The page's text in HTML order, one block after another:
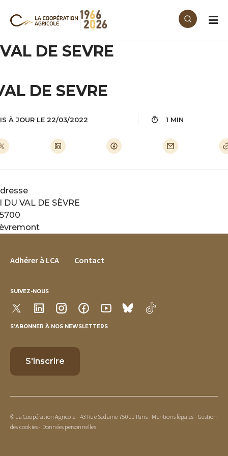
VAL DE SEVRE
DE SEVRE
À JOUR LE 22/03/2022 1 MIN
DU VAL DE SÈVRE
FOOTER MENU
Adhérer à LCA Contact
SUIVEZ-NOUS
S’ABONNER À NOS NEWSLETTERS
© La Coopération Agricole - 43 Rue Sedaine 75011 Paris - Mentions légales -Gestion
des cookies- Données personnelles